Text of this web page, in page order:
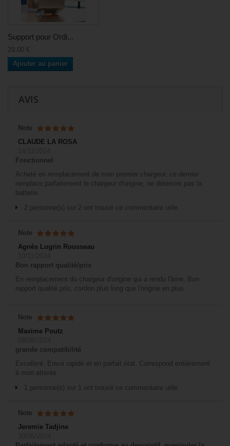
Support pour Ordi...
29,00 €
Ajouter au panier
AVIS
Note
CLAUDE LA ROSA
Fonctionnel
Acheté en remplacement de mon premier chargeur, ce dernier
remplace parfaitement le chargeur d'origine, ne détériore pas la
batterie.
2 personne(s) sur 2 ont trouvé ce commentaire utile.
Note
Agnès Lugrin Rousseau
Bon rapport qualité/prix
En remplacement du chargeur d'origine qui a rendu l'âme. Bon
rapport qualité prix, cordon plus long que l'origine en plus.
Note
Maxime Poutz
grande compatibilité
Excellent. Envoi rapide et en parfait état. Correspond entièrement
à mon attente
1 personne(s) sur 1 ont trouvé ce commentaire utile.
Note
Jeremie Tadjine